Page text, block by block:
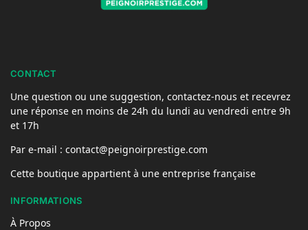
CONTACT
Une question ou une suggestion, contactez-nous et recevrez
une réponse en moins de 24h du lundi au vendredi entre 9h
et 17h
Par e-mail : contact@peignoirprestige.com
Cette boutique appartient à une entreprise française
INFORMATIONS
À Propos